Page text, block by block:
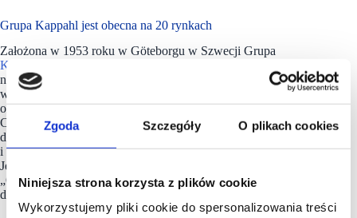
Zgoda Szczegóły O plikach cookies
Niniejsza strona korzysta z plików cookie
Wykorzystujemy pliki cookie do spersonalizowania treści
Grupa Kappahl jest obecna na 20 rynkach
Założona w 1953 roku w Göteborgu w Szwecji Grupa
Kappahl
nordyckich. Prowadzi około 360 sklepów Kappahl i
Newbie
w Szwecji, Norwegii, Finlandii, Polsce i Wielkiej Brytanii
oraz sprzedaż online w ponad 20 krajach Europy i Azji.
Chcemy zmieniać świat mody i wyznaczać kierunek,
dotrzymując naszych obietnic: dbając o otaczający nas świat
i minimalizując wpływ każdego produktu na środowisko.
Jednocześnie realizujemy obietnicę wobec pracowników:
„Obiecujemy Ci prawo do bycia sobą — miejsce,
do którego przynależysz”.